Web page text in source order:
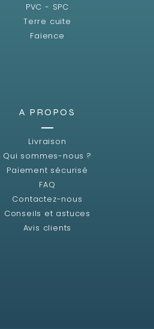
PVC - SPC
Terre cuite
Faïence
A PROPOS
Livraison
Qui sommes-nous ?
Paiement sécurisé
FAQ
Contactez-nous
Conseils et astuces
Avis clients